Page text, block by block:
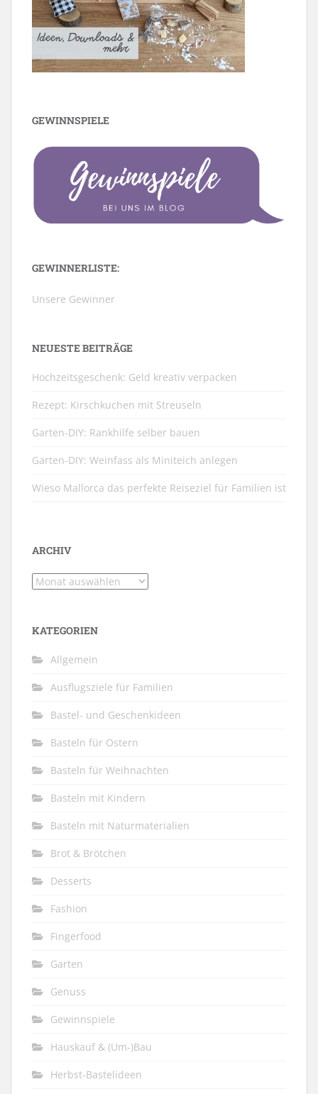
GEWINNSPIELE
GEWINNERLISTE:
Unsere Gewinner
NEUESTE BEITRÄGE
Hochzeitsgeschenk: Geld kreativ verpacken
Rezept: Kirschkuchen mit Streuseln
Garten-DIY: Rankhilfe selber bauen
Garten-DIY: Weinfass als Miniteich anlegen
Wieso Mallorca das perfekte Reiseziel für Familien ist
ARCHIV
Archiv
KATEGORIEN
Allgemein
Ausflugsziele für Familien
Bastel- und Geschenkideen
Basteln für Ostern
Basteln für Weihnachten
Basteln mit Kindern
Basteln mit Naturmaterialien
Brot & Brötchen
Desserts
Fashion
Fingerfood
Garten
Genuss
Gewinnspiele
Hauskauf & (Um-)Bau
Herbst-Bastelideen